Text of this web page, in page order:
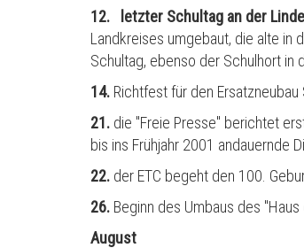
12. letzter Schultag an der
Landkreises umgebaut, die alte in
Schultag, ebenso der Schulhort in
14. Richtfest für den
21. die "Freie Presse" berichtet
bis ins Frühjahr 2001 andauernde
22. der ETC begeht den 100.
26. Beginn des Umbaus des
August